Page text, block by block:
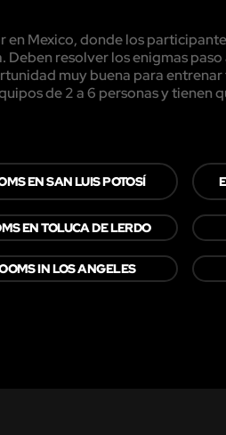
Mexico, donde los
resolver los enigmas paso
muy buena para
de 2 a 6 personas y tienen
EN SAN LUIS POTOSÍ
EN TOLUCA DE LERDO
IN LOS ANGELES